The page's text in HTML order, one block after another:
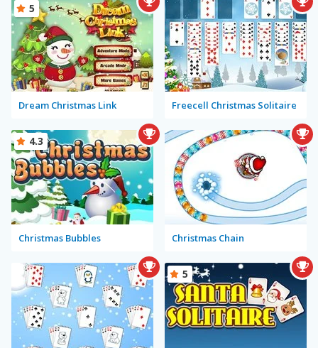
Dream Christmas Link
5
Freecell Christmas Solitaire
Christmas Bubbles
4.3
Christmas Chain
5